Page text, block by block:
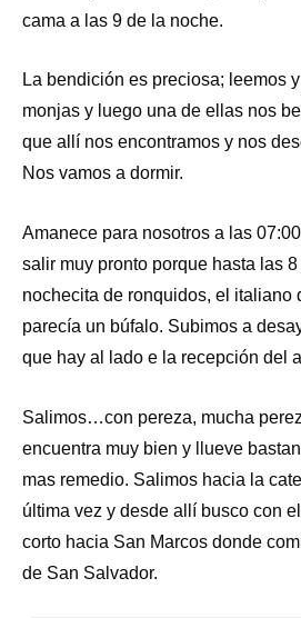
cama a las 9 de la noche.
La bendición es preciosa; leemos
monjas y luego una de ellas nos
que allí nos encontramos y nos
Nos vamos a dormir.
Amanece para nosotros a las
salir muy pronto porque hasta las
nochecita de ronquidos, el italiano
parecía un búfalo. Subimos a
que hay al lado e la recepción del
Salimos…con pereza, mucha
encuentra muy bien y llueve
mas remedio. Salimos hacia la
última vez y desde allí busco con
corto hacia San Marcos donde
de San Salvador.